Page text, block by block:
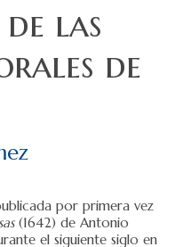
de las
de
por primera vez
(1642) de Antonio
el siguiente siglo en